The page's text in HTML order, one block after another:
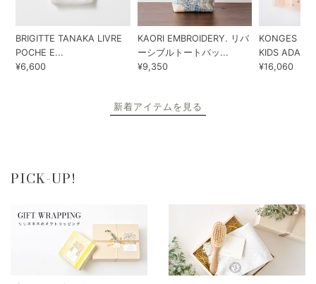
BRIGITTE TANAKA LIVRE
POCHE E...
¥6,600
KAORI EMBROIDERY. リバ
ーシブルトートバッ...
¥9,350
KONGES
KIDS ADA...
¥16,060
新着アイテムを見る
PICK-UP!